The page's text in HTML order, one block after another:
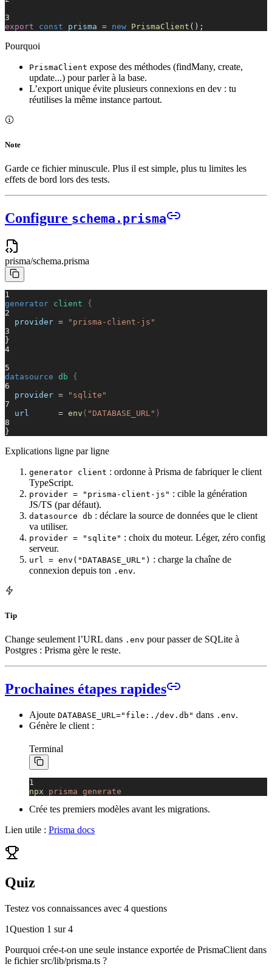
3
export
const prisma = new PrismaClient ();
Pourquoi
PrismaClient expose des méthodes (findMany, create,
update...) pour parler à la base.
L’export unique évite plusieurs connexions en dev : tu
réutilises la même instance partout.
Note
Garde ce fichier minuscule. Plus il est simple, plus tu limites les
effets de bord lors des tests.
Configure schema.prisma
prisma/schema.prisma
1
generator client
{
2
provider =
"prisma-client-js"
3
}
4
5
datasource db
{
6
provider =
"sqlite"
7
url
= env ( "DATABASE_URL" )
8
}
Explications ligne par ligne
generator client : ordonne à Prisma de fabriquer le client
TypeScript.
provider = "prisma-client-js" : cible la génération
JS/TS (par défaut).
datasource db : déclare la source de données que le client
va utiliser.
provider = "sqlite" : choix du moteur. Léger, zéro config
serveur.
url = env("DATABASE_URL") : charge la chaîne de
connexion depuis ton .env.
Tip
Change seulement l’URL dans .env pour passer de SQLite à
Postgres : Prisma gère le reste.
Prochaines étapes rapides
Ajoute DATABASE_URL="file:./dev.db" dans .env.
Génère le client :
Terminal
1
npx
prisma generate
Crée tes premiers modèles avant les migrations.
Lien utile : Prisma docs
Quiz
Testez vos connaissances avec 4 questions
1Question 1 sur4
Pourquoi crée-t-on une seule instance exportée de PrismaClient dans
le fichier src/lib/prisma.ts ?